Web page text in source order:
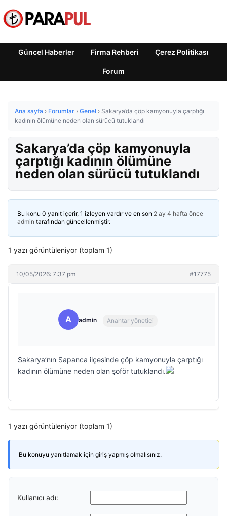
Güncel Haberler Firma Rehberi Çerez Politikası
Forum
Ana sayfa › Forumlar › Genel › Sakarya’da çöp kamyonuyla çarptığı
kadının ölümüne neden olan sürücü tutuklandı
Sakarya’da çöp kamyonuyla
çarptığı kadının ölümüne
neden olan sürücü tutuklandı
Bu konu 0 yanıt içerir, 1 izleyen vardır ve en son 2 ay 4 hafta önce
admin tarafından güncellenmiştir.
1 yazı görüntüleniyor (toplam 1)
10/05/2026: 7:37 pm #17775
A admin Anahtar yönetici
Sakarya’nın Sapanca ilçesinde çöp kamyonuyla çarptığı
kadının ölümüne neden olan şoför tutuklandı.
1 yazı görüntüleniyor (toplam 1)
Bu konuyu yanıtlamak için giriş yapmış olmalısınız.
Kullanıcı adı: